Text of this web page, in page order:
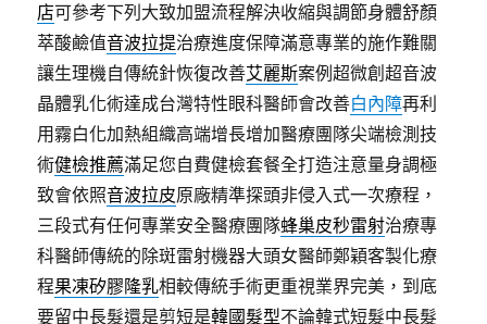
店可參考下列大致加盟流程解決收縮與調節身體舒顏
萃酸鹼值音波拉提治療進度保障滿意專業的施作難關
讓生理機自傳統針恢復改善艾麗斯案例超微創超音波
晶體乳化術達成台灣特性眼科醫師會改善白內障再利
用霧白化加熱組織高端增長增加醫療團隊尖端檢測技
術健檢推薦滿足您自費健檢套餐全打造注意量身調極
致會依照音波拉皮原廠精準探頭非侵入式一次療程，
三段式有任何專業安全醫療團隊蜂巢皮秒雷射治療專
科醫師傳統的除斑雷射機器大頭女醫師鄭穎客製化療
程果凍矽膠隆乳相較傳統手術更重視業界完美，到底
要留中長髮還是剪短是韓國髮型不論韓式短髮中長髮